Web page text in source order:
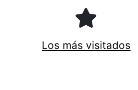
Los más visitados